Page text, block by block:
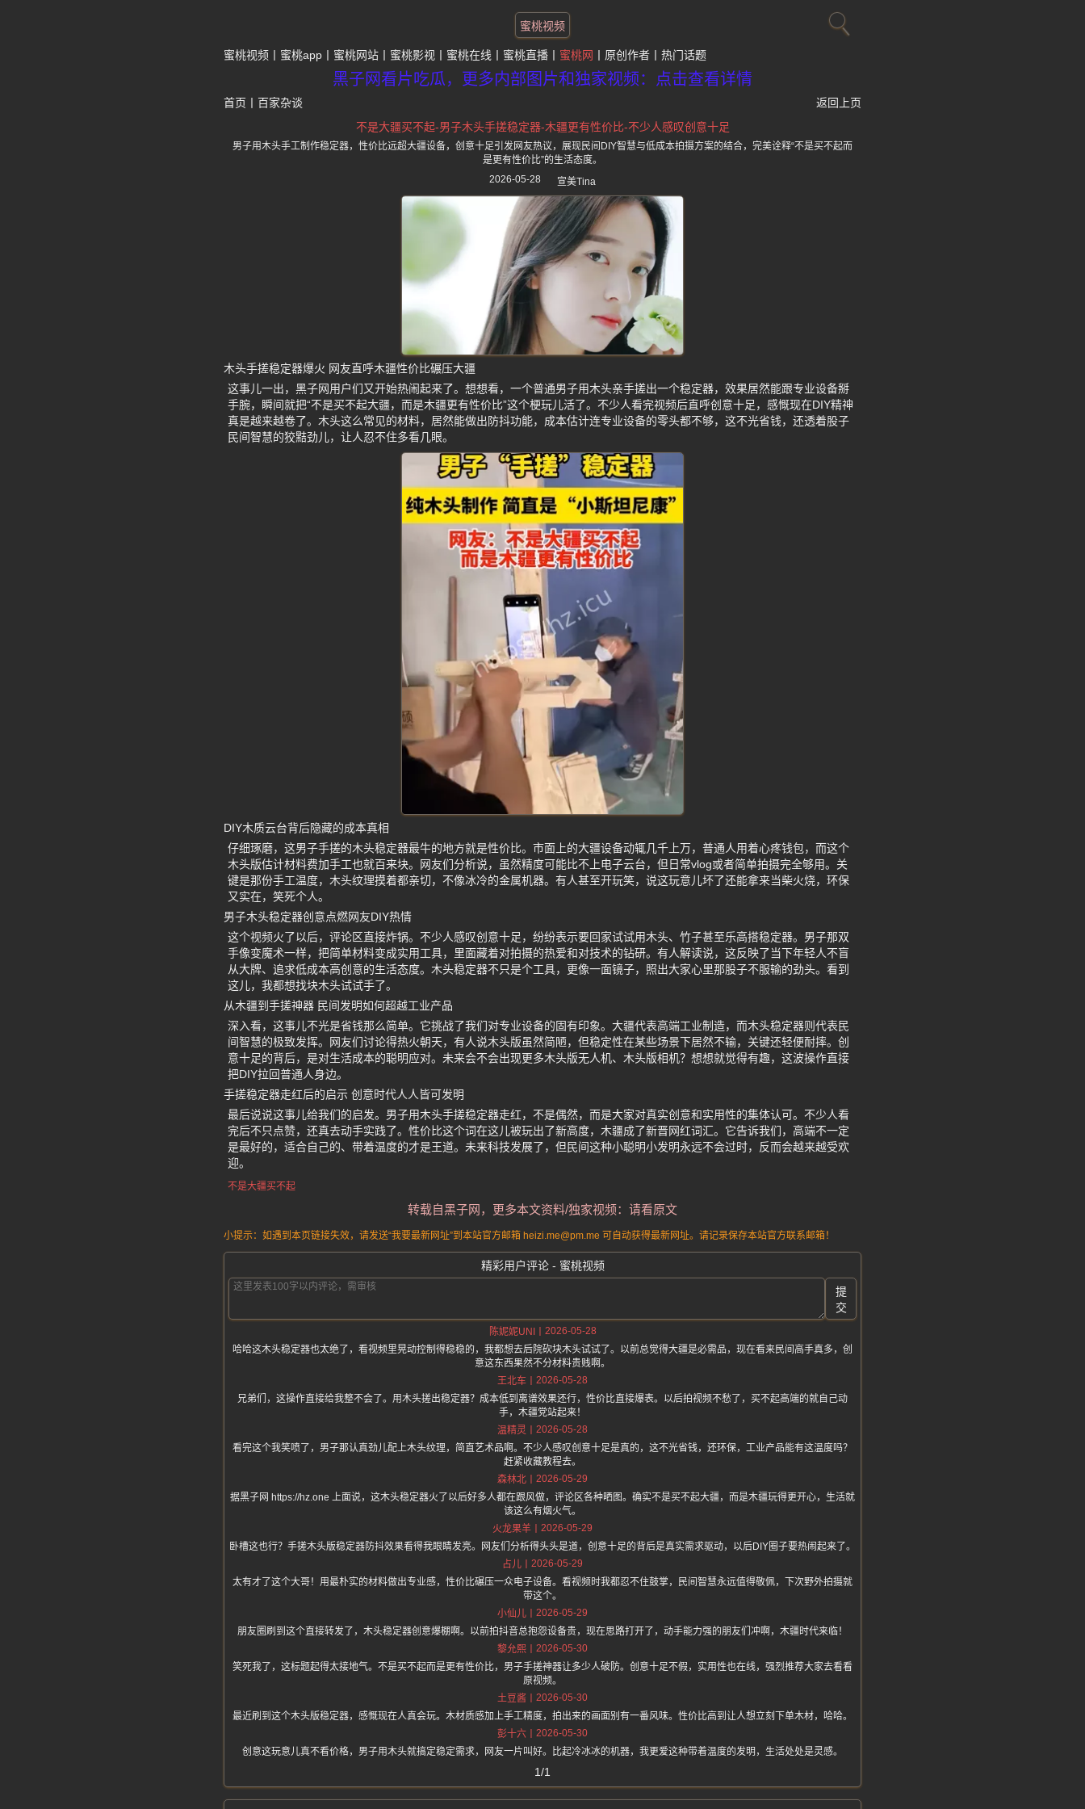
蜜桃视频
蜜桃视频 蜜桃app 蜜桃网站 蜜桃影视 蜜桃在线 蜜桃直播 蜜桃网 原创作者 热门话题
黑子网看片吃瓜，更多内部图片和独家视频：点击查看详情
首页 百家杂谈
返回上页
不是大疆买不起-男子木头手搓稳定器-木疆更有性价比-不少人感叹创意十足
男子用木头手工制作稳定器，性价比远超大疆设备，创意十足引发网友热议，展现民间DIY智慧与低成本拍摄方案的结合，完美诠释“不是买不起而
是更有性价比”的生活态度。
2026-05-28
宣美Tina
木头手搓稳定器爆火 网友直呼木疆性价比碾压大疆
这事儿一出，黑子网用户们又开始热闹起来了。想想看，一个普通男子用木头亲手搓出一个稳定器，效果居然能跟专业设备掰
手腕，瞬间就把“不是买不起大疆，而是木疆更有性价比”这个梗玩儿活了。不少人看完视频后直呼创意十足，感慨现在DIY精神
真是越来越卷了。木头这么常见的材料，居然能做出防抖功能，成本估计连专业设备的零头都不够，这不光省钱，还透着股子
民间智慧的狡黠劲儿，让人忍不住多看几眼。
DIY木质云台背后隐藏的成本真相
仔细琢磨，这男子手搓的木头稳定器最牛的地方就是性价比。市面上的大疆设备动辄几千上万，普通人用着心疼钱包，而这个
木头版估计材料费加手工也就百来块。网友们分析说，虽然精度可能比不上电子云台，但日常vlog或者简单拍摄完全够用。关
键是那份手工温度，木头纹理摸着都亲切，不像冰冷的金属机器。有人甚至开玩笑，说这玩意儿坏了还能拿来当柴火烧，环保
又实在，笑死个人。
男子木头稳定器创意点燃网友DIY热情
这个视频火了以后，评论区直接炸锅。不少人感叹创意十足，纷纷表示要回家试试用木头、竹子甚至乐高搭稳定器。男子那双
手像变魔术一样，把简单材料变成实用工具，里面藏着对拍摄的热爱和对技术的钻研。有人解读说，这反映了当下年轻人不盲
从大牌、追求低成本高创意的生活态度。木头稳定器不只是个工具，更像一面镜子，照出大家心里那股子不服输的劲头。看到
这儿，我都想找块木头试试手了。
从木疆到手搓神器 民间发明如何超越工业产品
深入看，这事儿不光是省钱那么简单。它挑战了我们对专业设备的固有印象。大疆代表高端工业制造，而木头稳定器则代表民
间智慧的极致发挥。网友们讨论得热火朝天，有人说木头版虽然简陋，但稳定性在某些场景下居然不输，关键还轻便耐摔。创
意十足的背后，是对生活成本的聪明应对。未来会不会出现更多木头版无人机、木头版相机？想想就觉得有趣，这波操作直接
把DIY拉回普通人身边。
手搓稳定器走红后的启示 创意时代人人皆可发明
最后说说这事儿给我们的启发。男子用木头手搓稳定器走红，不是偶然，而是大家对真实创意和实用性的集体认可。不少人看
完后不只点赞，还真去动手实践了。性价比这个词在这儿被玩出了新高度，木疆成了新晋网红词汇。它告诉我们，高端不一定
是最好的，适合自己的、带着温度的才是王道。未来科技发展了，但民间这种小聪明小发明永远不会过时，反而会越来越受欢
迎。
不是大疆买不起
转载自黑子网，更多本文资料/独家视频：请看原文
小提示：如遇到本页链接失效，请发送“我要最新网址”到本站官方邮箱 heizi.me@pm.me 可自动获得最新网址。请记录保存本站官方联系邮箱！
精彩用户评论 - 蜜桃视频
提
交
陈妮妮UNI
2026-05-28
哈哈这木头稳定器也太绝了，看视频里晃动控制得稳稳的，我都想去后院砍块木头试试了。以前总觉得大疆是必需品，现在看来民间高手真多，创
意这东西果然不分材料贵贱啊。
王北车
2026-05-28
兄弟们，这操作直接给我整不会了。用木头搓出稳定器？成本低到离谱效果还行，性价比直接爆表。以后拍视频不愁了，买不起高端的就自己动
手，木疆党站起来！
温精灵
2026-05-28
看完这个我笑喷了，男子那认真劲儿配上木头纹理，简直艺术品啊。不少人感叹创意十足是真的，这不光省钱，还环保，工业产品能有这温度吗？
赶紧收藏教程去。
森林北
2026-05-29
据黑子网 https://hz.one 上面说，这木头稳定器火了以后好多人都在跟风做，评论区各种晒图。确实不是买不起大疆，而是木疆玩得更开心，生活就
该这么有烟火气。
火龙果羊
2026-05-29
卧槽这也行？手搓木头版稳定器防抖效果看得我眼睛发亮。网友们分析得头头是道，创意十足的背后是真实需求驱动，以后DIY圈子要热闹起来了。
占儿
2026-05-29
太有才了这个大哥！用最朴实的材料做出专业感，性价比碾压一众电子设备。看视频时我都忍不住鼓掌，民间智慧永远值得敬佩，下次野外拍摄就
带这个。
小仙儿
2026-05-29
朋友圈刷到这个直接转发了，木头稳定器创意爆棚啊。以前拍抖音总抱怨设备贵，现在思路打开了，动手能力强的朋友们冲啊，木疆时代来临！
黎允熙
2026-05-30
笑死我了，这标题起得太接地气。不是买不起而是更有性价比，男子手搓神器让多少人破防。创意十足不假，实用性也在线，强烈推荐大家去看看
原视频。
土豆酱
2026-05-30
最近刷到这个木头版稳定器，感慨现在人真会玩。木材质感加上手工精度，拍出来的画面别有一番风味。性价比高到让人想立刻下单木材，哈哈。
彭十六
2026-05-30
创意这玩意儿真不看价格，男子用木头就搞定稳定需求，网友一片叫好。比起冷冰冰的机器，我更爱这种带着温度的发明，生活处处是灵感。
1/1